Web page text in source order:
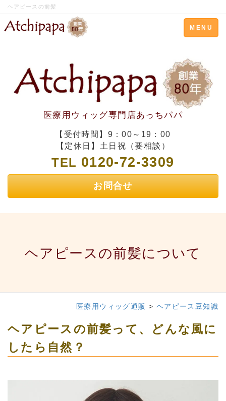
ヘアピースの前髪
Toggle
navigation
MENU
医療用ウィッグ専門店あっちパパ
【受付時間】9：00～19：00
【定休日】土日祝（要相談）
TEL 0120-72-3309
お問合せ
ヘアピースの前髪について
医療用ウィッグ通販 > ヘアピース豆知識
ヘアピースの前髪って、どんな風に
したら自然？